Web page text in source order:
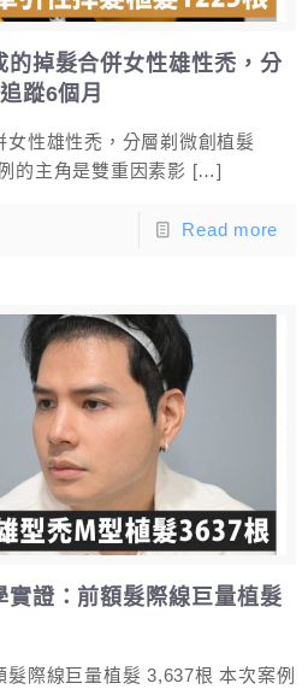
掉髮合併女性雄性禿，分
蹤6個月
性雄性禿，分層剃微創植髮
的主角是雙重因素影 […]
Read more
證：前額髮際線巨量植髮
際線巨量植髮 3,637根 本次案例